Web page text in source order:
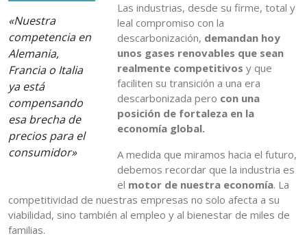
«Nuestra
competencia en
Alemania,
Francia o Italia
ya está
compensando
esa brecha de
precios para el
consumidor»
Las industrias, desde su firme, total y
leal compromiso con la
descarbonización, demandan hoy
unos gases renovables que sean
realmente competitivosy que
faciliten su transición a una era
descarbonizada pero con una
posición de fortaleza en la
economía global.
A medida que miramos hacia el futuro,
debemos recordar que la industria es
el motor de nuestra economía. La
competitividad de nuestras empresas no solo afecta a su
viabilidad, sino también al empleo y al bienestar de miles de
familias.